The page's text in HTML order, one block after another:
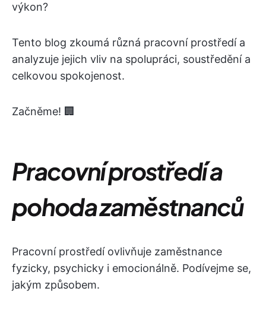
výkon?
Tento blog zkoumá různá pracovní prostředí a
analyzuje jejich vliv na spolupráci, soustředění a
celkovou spokojenost.
Začněme! 🏢
Pracovní prostředí a
pohoda zaměstnanců
Pracovní prostředí ovlivňuje zaměstnance
fyzicky, psychicky i emocionálně. Podívejme se,
jakým způsobem.